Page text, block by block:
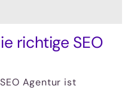
richtige SEO
Agentur ist